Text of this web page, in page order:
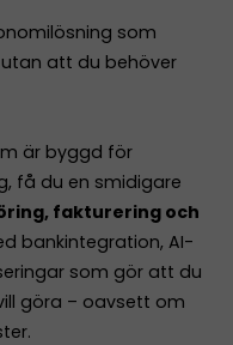
som
att du behöver
är byggd för
få du en smidigare
fakturering och
bankintegration, AI-
som gör att du
göra – oavsett om